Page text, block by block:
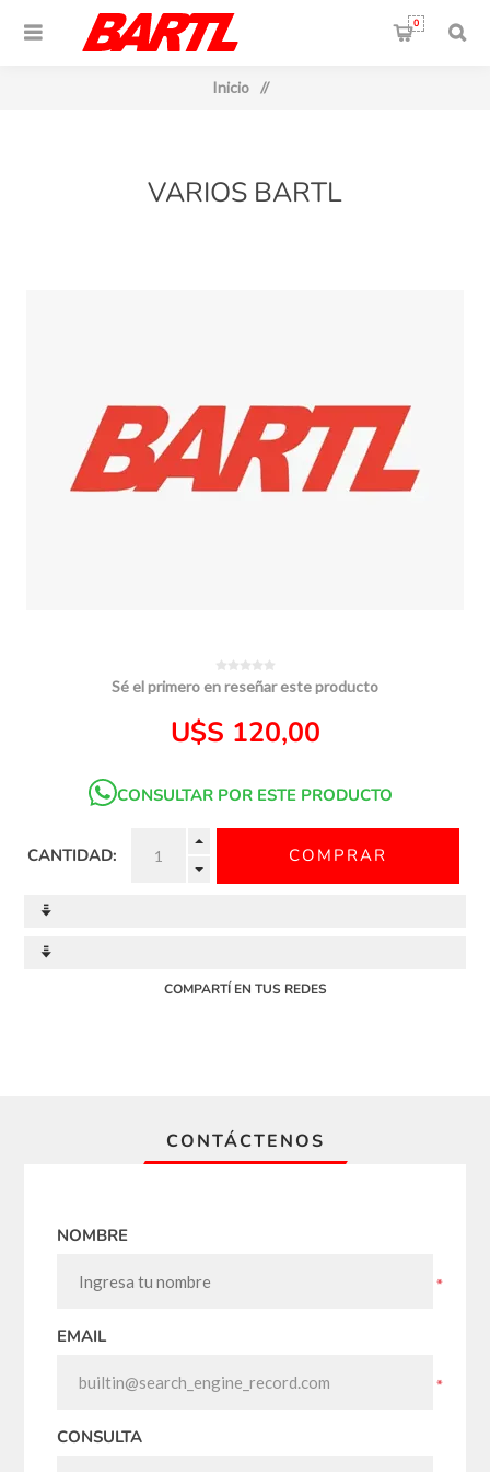
0
Inicio /
VARIOS BARTL
Sé el primero en reseñar este producto
U$S 120,00
CONSULTAR POR ESTE PRODUCTO
CANTIDAD:
COMPARTÍ EN TUS REDES
CONTÁCTENOS
NOMBRE
*
EMAIL
*
CONSULTA